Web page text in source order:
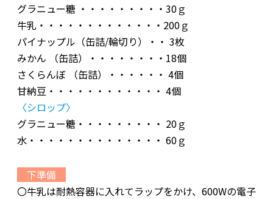
グラニュー糖 ・・・・・・・・・30ｇ
牛乳・・・・・・・・・・・・・200ｇ
パイナップル（缶詰/輪切り）・・ 3枚
みかん （缶詰）・・・・・・・・18個
さくらんぼ （缶詰）・・・・・・ 4個
甘納豆・・・・・・・・・・・・ 4個
〈シロップ〉
グラニュー糖・・・・・・・・・ 20ｇ
水・・・・・・・・・・・・・・ 60ｇ
下準備
〇牛乳は耐熱容器に入れてラップをかけ、600Wの電子